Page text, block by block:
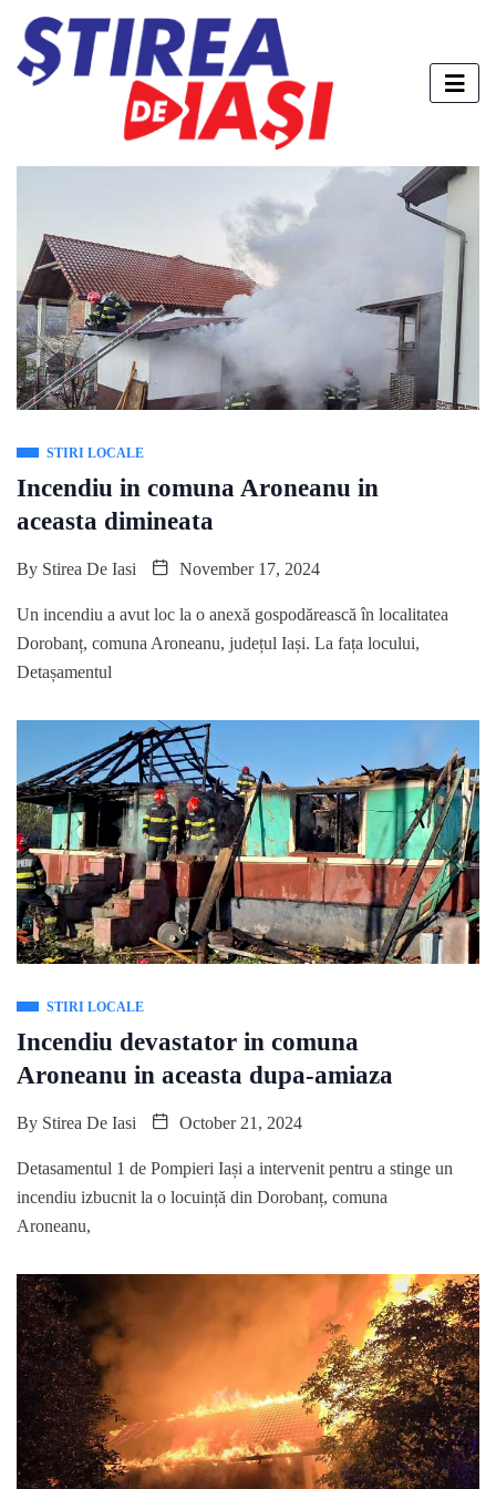
STIRI LOCALE
Incendiu in comuna Aroneanu in
aceasta dimineata
By Stirea De Iasi November 17, 2024
Un incendiu a avut loc la o anexă gospodărească în localitatea
Dorobanț, comuna Aroneanu, județul Iași. La fața locului,
Detașamentul
STIRI LOCALE
Incendiu devastator in comuna
Aroneanu in aceasta dupa-amiaza
By Stirea De Iasi October 21, 2024
Detasamentul 1 de Pompieri Iași a intervenit pentru a stinge un
incendiu izbucnit la o locuință din Dorobanț, comuna
Aroneanu,